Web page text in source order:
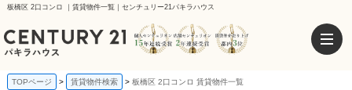
板橋区 2口コンロ ｜賃貸物件一覧｜センチュリー21パキラハウス
TOPページ 賃貸物件検索 板橋区 2口コンロ 賃貸物件一覧